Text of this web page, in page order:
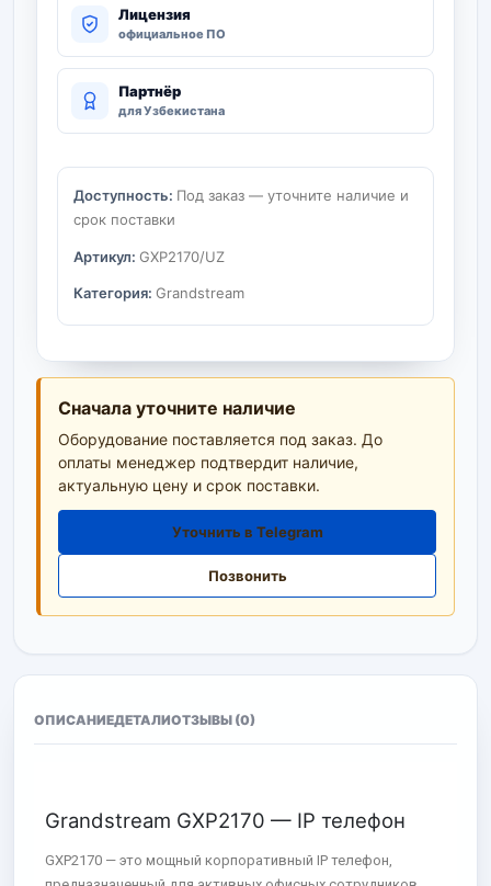
Лицензия
официальное ПО
Партнёр
для Узбекистана
Доступность: Под заказ — уточните наличие и
срок поставки
Артикул: GXP2170/UZ
Категория: Grandstream
Сначала уточните наличие
Оборудование поставляется под заказ. До
оплаты менеджер подтвердит наличие,
актуальную цену и срок поставки.
Уточнить в Telegram
Позвонить
ОПИСАНИЕДЕТАЛИОТЗЫВЫ (0)
Grandstream GXP2170 — IP телефон
GXP2170 — это мощный корпоративный IP телефон,